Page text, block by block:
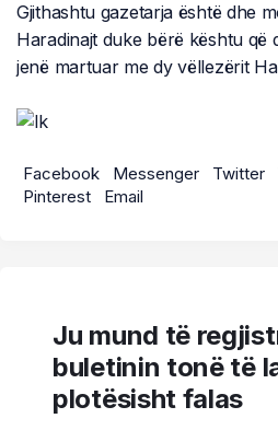
Gjithashtu gazetarja është dhe
Haradinajt duke bërë kështu
jenë martuar me dy vëllezërit
Facebook Messenger Twitter
Pinterest
Email
Ju mund të
buletinin tonë të
plotësisht falas